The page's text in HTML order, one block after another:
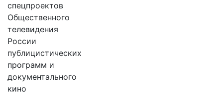
спецпроектов
Общественного
телевидения
России
публицистических
программ и
документального
кино